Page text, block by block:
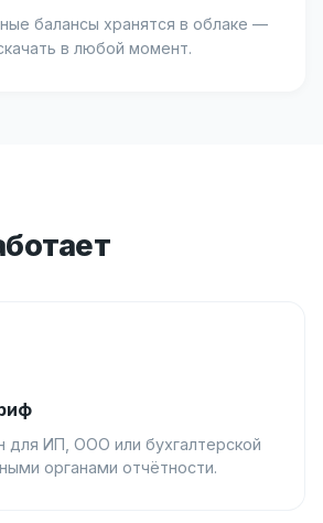
балансы хранятся в облаке —
в любой момент.
для ИП, ООО или бухгалтерской
органами отчётности.